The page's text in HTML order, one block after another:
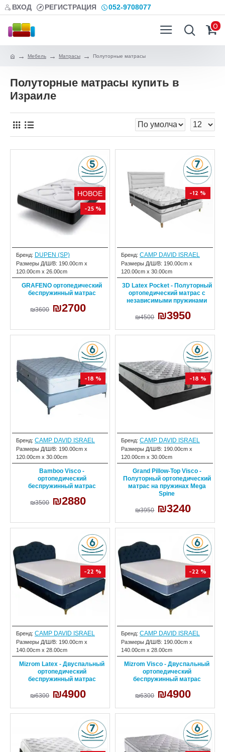
ВХОД РЕГИСТРАЦИЯ 052-9708077
0
Мебель Матрасы Полуторные матрасы
Полуторные матрасы купить в
Израиле
НОВОЕ
-25 %
Бренд: DUPEN (SP)
Размеры Д/Ш/В: 190.00cm x
120.00cm x 26.00cm
GRAFENO ортопедический
беспружинный матрас
₪3600 ₪2700
-12 %
Бренд: CAMP DAVID ISRAEL
Размеры Д/Ш/В: 190.00cm x
120.00cm x 30.00cm
3D Latex Pocket - Полуторный
ортопедический матрас с
независимыми пружинами
₪4500 ₪3950
-18 %
Бренд: CAMP DAVID ISRAEL
Размеры Д/Ш/В: 190.00cm x
120.00cm x 30.00cm
Bamboo Visco -
ортопедический
беспружинный матрас
₪3500 ₪2880
-18 %
Бренд: CAMP DAVID ISRAEL
Размеры Д/Ш/В: 190.00cm x
120.00cm x 30.00cm
Grand Pillow-Top Visco -
Полуторный ортопедический
матрас на пружинах Mega
Spine
₪3950 ₪3240
-22 %
Бренд: CAMP DAVID ISRAEL
Размеры Д/Ш/В: 190.00cm x
140.00cm x 28.00cm
Mizrom Latex - Двуспальный
ортопедический
беспружинный матрас
₪6300 ₪4900
-22 %
Бренд: CAMP DAVID ISRAEL
Размеры Д/Ш/В: 190.00cm x
140.00cm x 28.00cm
Mizrom Visco - Двуспальный
ортопедический
беспружинный матрас
₪6300 ₪4900